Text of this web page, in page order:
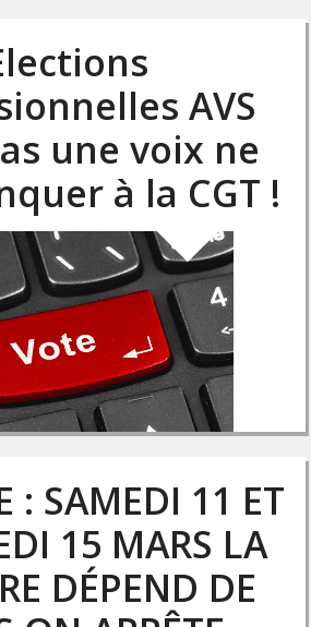
AVS
une voix ne
à la CGT !
: SAMEDI 11 ET
15 MARS LA
DÉPEND DE